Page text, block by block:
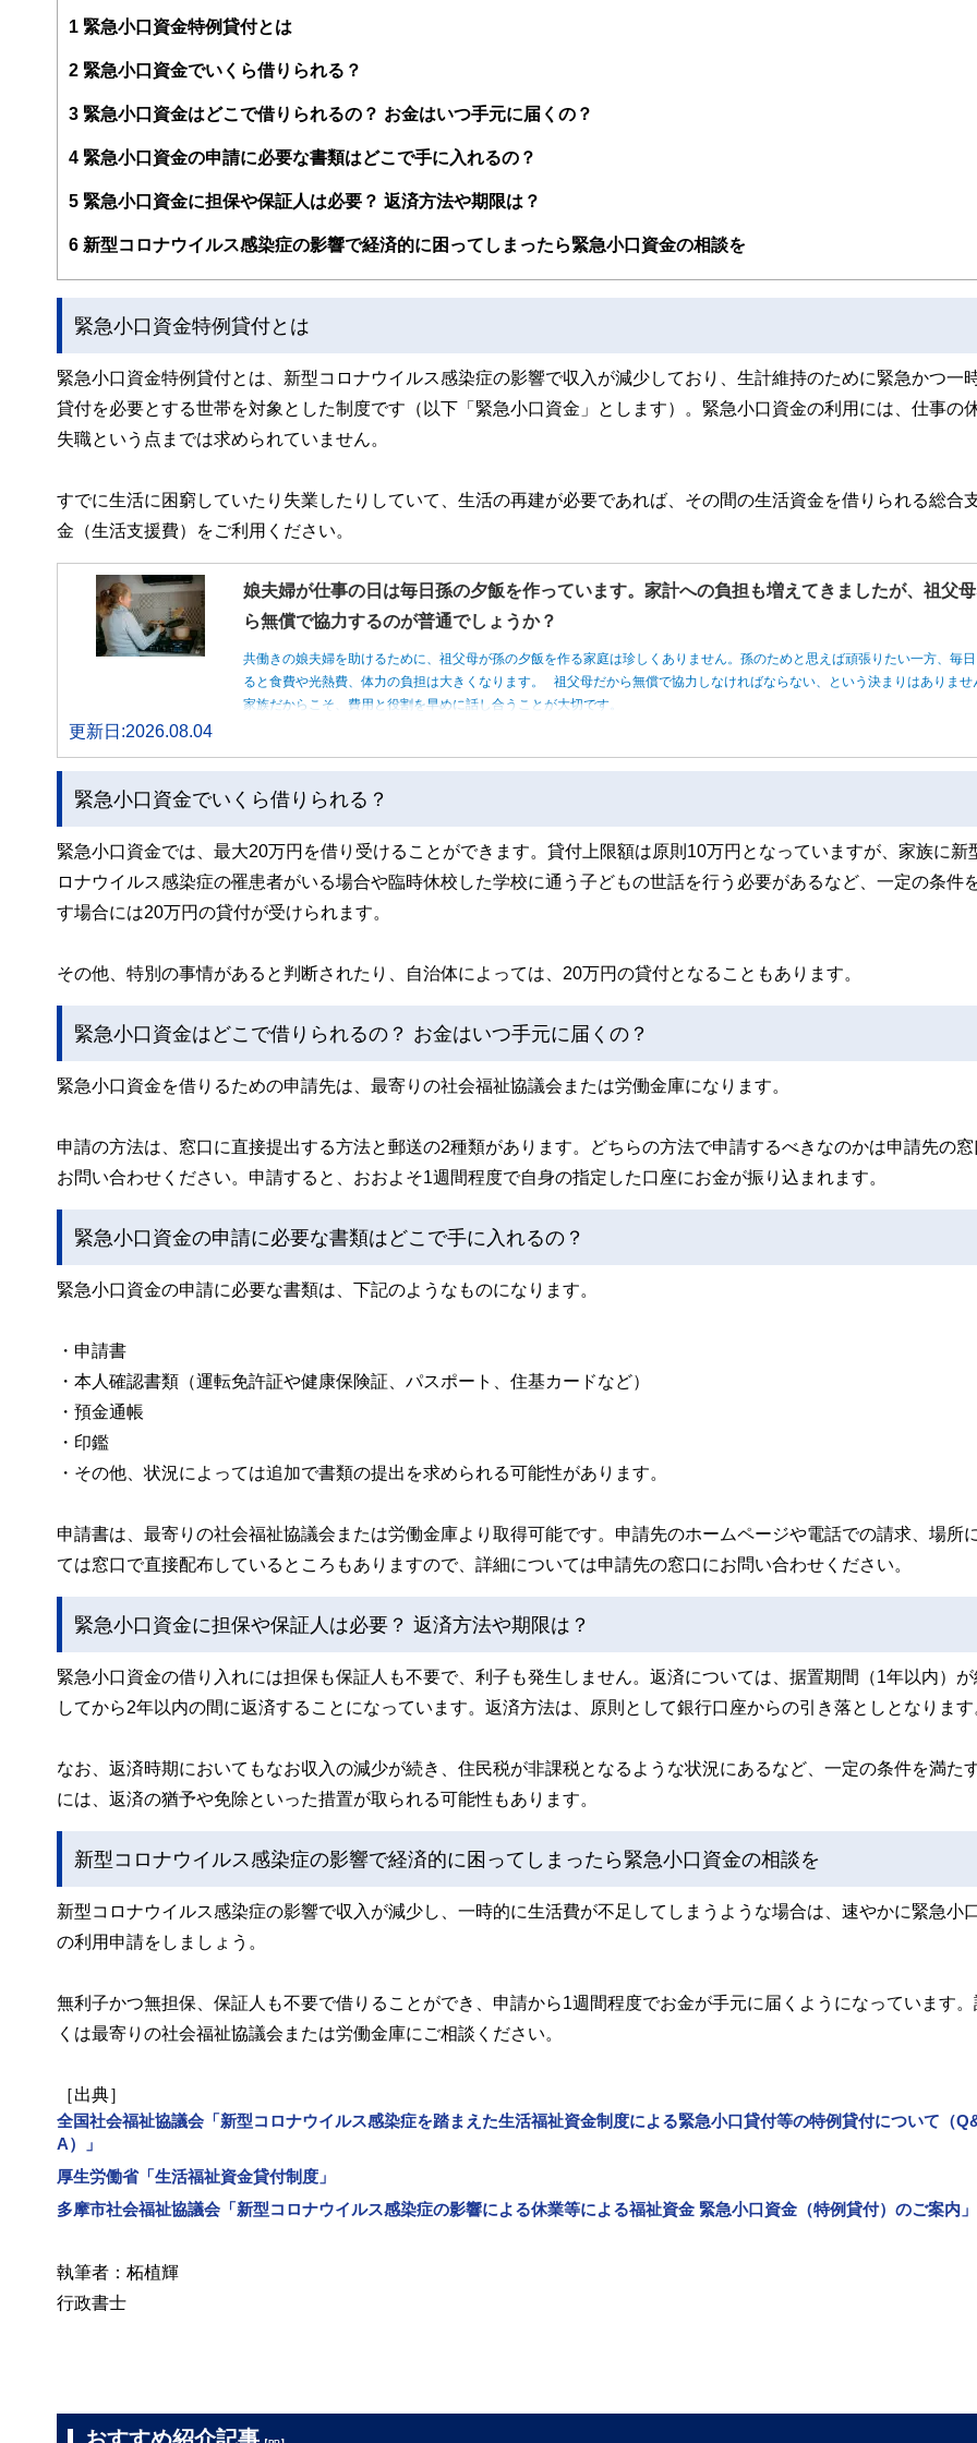
1 緊急小口資金特例貸付とは
2 緊急小口資金でいくら借りられる？
3 緊急小口資金はどこで借りられるの？ お金はいつ手元に届くの？
4 緊急小口資金の申請に必要な書類はどこで手に入れるの？
5 緊急小口資金に担保や保証人は必要？ 返済方法や期限は？
6 新型コロナウイルス感染症の影響で経済的に困ってしまったら緊急小口資金の相談を
緊急小口資金特例貸付とは
緊急小口資金特例貸付とは、新型コロナウイルス感染症の影響で収入が減少しており、生計維持のために緊急かつ一
貸付を必要とする世帯を対象とした制度です（以下「緊急小口資金」とします）。緊急小口資金の利用には、仕事の
失職という点までは求められていません。
すでに生活に困窮していたり失業したりしていて、生活の再建が必要であれば、その間の生活資金を借りられる総合
金（生活支援費）をご利用ください。
娘夫婦が仕事の日は毎日孫の夕飯を作っています。家計への負担も増えてきましたが、祖父
ら無償で協力するのが普通でしょうか？
共働きの娘夫婦を助けるために、祖父母が孫の夕飯を作る家庭は珍しくありません。孫のためと思えば頑張りたい一方、毎
ると食費や光熱費、体力の負担は大きくなります。 祖父母だから無償で協力しなければならない、という決まりはありませ
家族だからこそ、費用と役割を早めに話し合うことが大切です。
更新日:2026.08.04
緊急小口資金でいくら借りられる？
緊急小口資金では、最大20万円を借り受けることができます。貸付上限額は原則10万円となっていますが、家族に新
ロナウイルス感染症の罹患者がいる場合や臨時休校した学校に通う子どもの世話を行う必要があるなど、一定の条件
す場合には20万円の貸付が受けられます。
その他、特別の事情があると判断されたり、自治体によっては、20万円の貸付となることもあります。
緊急小口資金はどこで借りられるの？ お金はいつ手元に届くの？
緊急小口資金を借りるための申請先は、最寄りの社会福祉協議会または労働金庫になります。
申請の方法は、窓口に直接提出する方法と郵送の2種類があります。どちらの方法で申請するべきなのかは申請先の
お問い合わせください。申請すると、おおよそ1週間程度で自身の指定した口座にお金が振り込まれます。
緊急小口資金の申請に必要な書類はどこで手に入れるの？
緊急小口資金の申請に必要な書類は、下記のようなものになります。
・申請書
・本人確認書類（運転免許証や健康保険証、パスポート、住基カードなど）
・預金通帳
・印鑑
・その他、状況によっては追加で書類の提出を求められる可能性があります。
申請書は、最寄りの社会福祉協議会または労働金庫より取得可能です。申請先のホームページや電話での請求、場所
ては窓口で直接配布しているところもありますので、詳細については申請先の窓口にお問い合わせください。
緊急小口資金に担保や保証人は必要？ 返済方法や期限は？
緊急小口資金の借り入れには担保も保証人も不要で、利子も発生しません。返済については、据置期間（1年以内）
してから2年以内の間に返済することになっています。返済方法は、原則として銀行口座からの引き落としとなります
なお、返済時期においてもなお収入の減少が続き、住民税が非課税となるような状況にあるなど、一定の条件を満た
には、返済の猶予や免除といった措置が取られる可能性もあります。
新型コロナウイルス感染症の影響で経済的に困ってしまったら緊急小口資金の相談を
新型コロナウイルス感染症の影響で収入が減少し、一時的に生活費が不足してしまうような場合は、速やかに緊急小
の利用申請をしましょう。
無利子かつ無担保、保証人も不要で借りることができ、申請から1週間程度でお金が手元に届くようになっています。
くは最寄りの社会福祉協議会または労働金庫にご相談ください。
［出典］
全国社会福祉協議会「新型コロナウイルス感染症を踏まえた生活福祉資金制度による緊急小口貸付等の特例貸付について（
A）」
厚生労働省「生活福祉資金貸付制度」
多摩市社会福祉協議会「新型コロナウイルス感染症の影響による休業等による福祉資金 緊急小口資金（特例貸付）のご案内」
執筆者：柘植輝
行政書士
おすすめ紹介記事